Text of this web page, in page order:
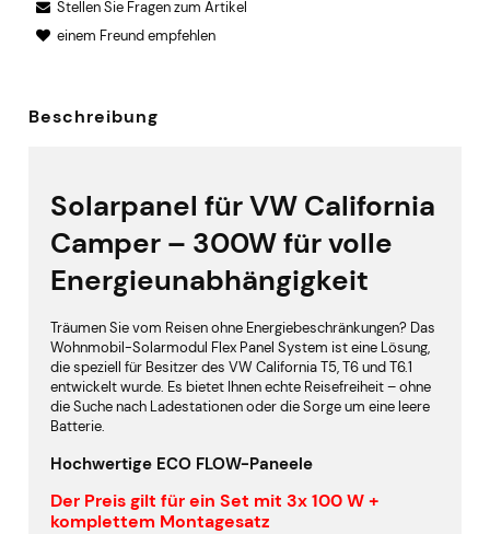
Stellen Sie Fragen zum Artikel
einem Freund empfehlen
Beschreibung
Solarpanel für VW California
Camper – 300W für volle
Energieunabhängigkeit
Träumen Sie vom Reisen ohne Energiebeschränkungen? Das
Wohnmobil-Solarmodul Flex Panel System ist eine Lösung,
die speziell für Besitzer des VW California T5, T6 und T6.1
entwickelt wurde. Es bietet Ihnen echte Reisefreiheit – ohne
die Suche nach Ladestationen oder die Sorge um eine leere
Batterie.
Hochwertige ECO FLOW-Paneele
Der Preis gilt für ein Set mit 3x 100 W +
komplettem Montagesatz